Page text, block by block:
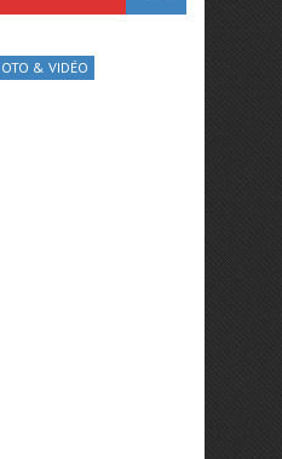
& VIDÉO